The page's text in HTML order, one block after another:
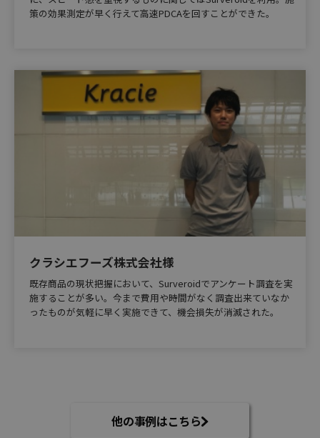
策の効果測定が早く行えて高速PDCAを回すことができた。
クラシエフーズ株式会社様
既存商品の現状把握において、Surveroidでアンケート調査を実
施することが多い。今まで費用や時間がなく調査出来ていなか
ったものが気軽に早く実施できて、機会損失が消滅された。
他の事例はこちら